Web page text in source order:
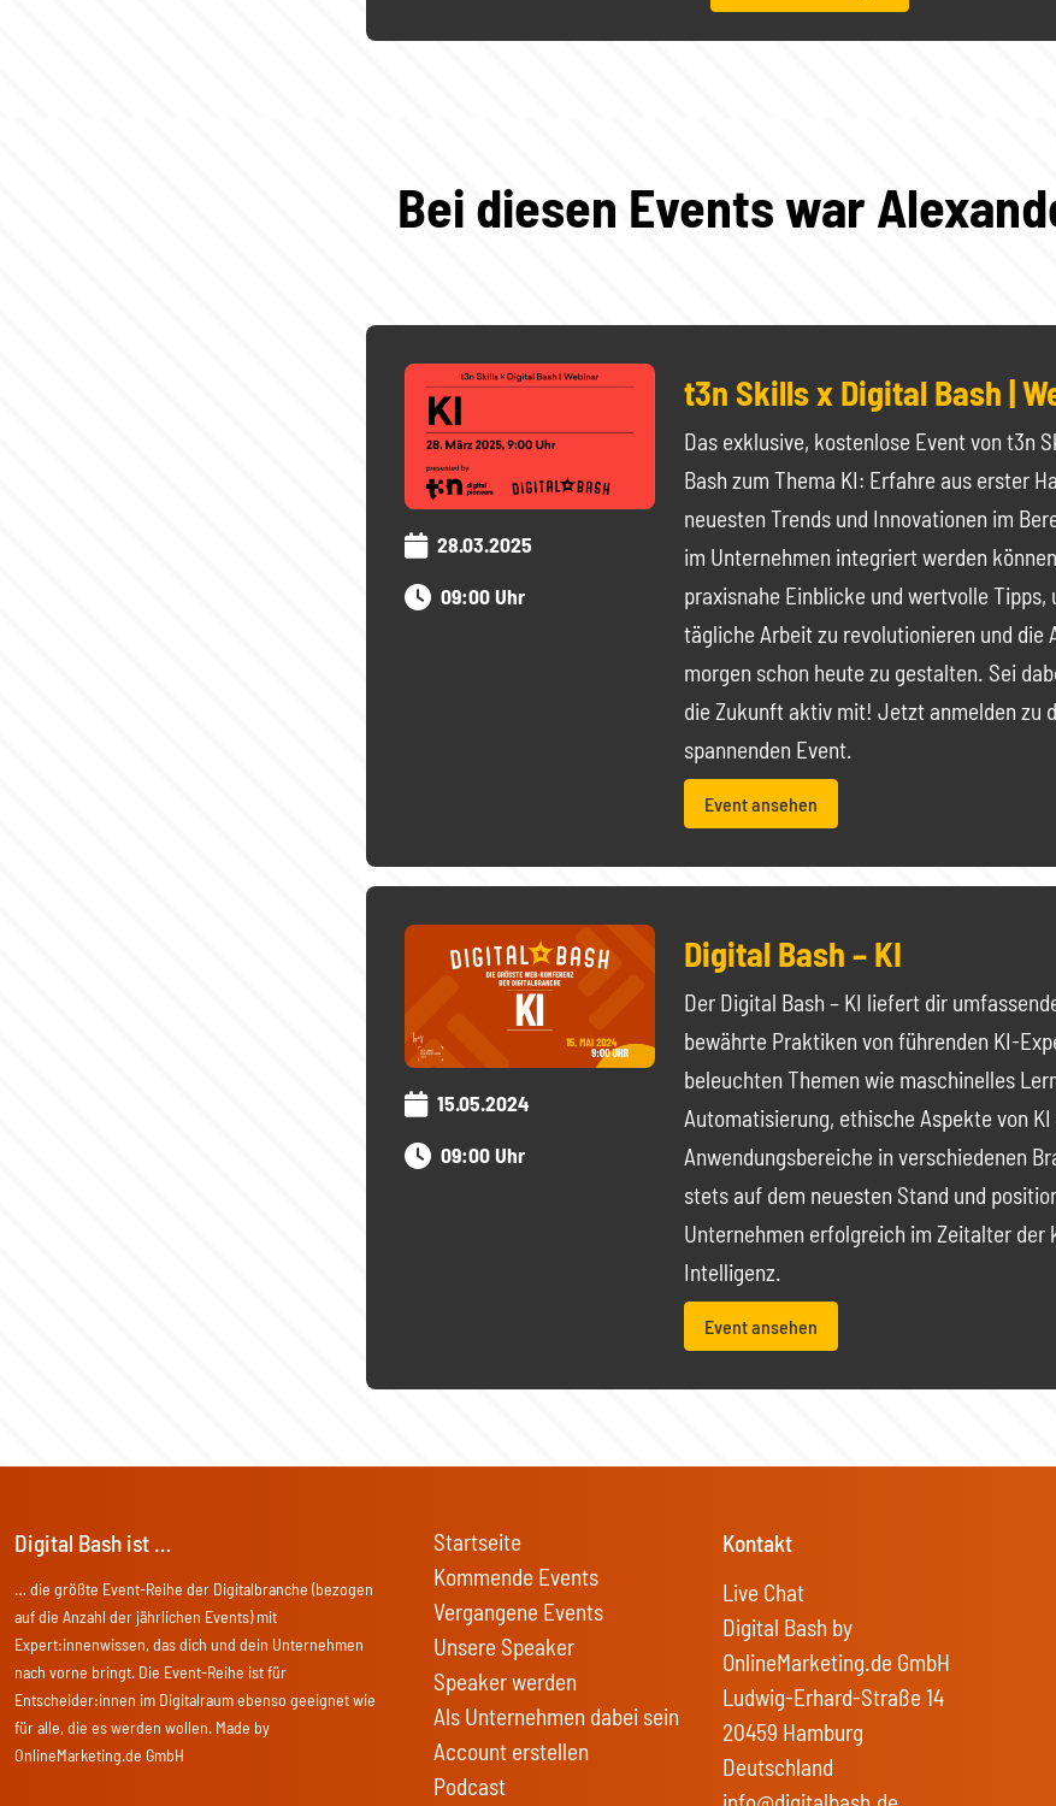
Bei diesen Events war
28.03.2025
09:00 Uhr
t3n Skills x Digital Bash |
Das exklusive, kostenlose Event von t3n
Bash zum Thema KI: Erfahre aus erster
neuesten Trends und Innovationen im
im Unternehmen integriert werden
praxisnahe Einblicke und wertvolle Tipps,
tägliche Arbeit zu revolutionieren und die
morgen schon heute zu gestalten. Sei
die Zukunft aktiv mit! Jetzt anmelden zu
spannenden Event.
Event ansehen
15.05.2024
09:00 Uhr
Digital Bash – KI
Der Digital Bash – KI liefert dir
bewährte Praktiken von führenden KI-
beleuchten Themen wie maschinelles
Automatisierung, ethische Aspekte von KI
Anwendungsbereiche in verschiedenen
stets auf dem neuesten Stand und
Unternehmen erfolgreich im Zeitalter der
Intelligenz.
Event ansehen
Digital Bash ist …
… die größte Event-Reihe der Digitalbranche (bezogen
auf die Anzahl der jährlichen Events) mit
Expert:innenwissen, das dich und dein Unternehmen
nach vorne bringt. Die Event-Reihe ist für
Entscheider:innen im Digitalraum ebenso geeignet wie
für alle, die es werden wollen. Made by
OnlineMarketing.de GmbH
Startseite
Kommende Events
Vergangene Events
Unsere Speaker
Speaker werden
Als Unternehmen dabei sein
Account erstellen
Podcast
Kontakt
Live Chat
Digital Bash by
OnlineMarketing.de GmbH
Ludwig-Erhard-Straße 14
20459 Hamburg
Deutschland